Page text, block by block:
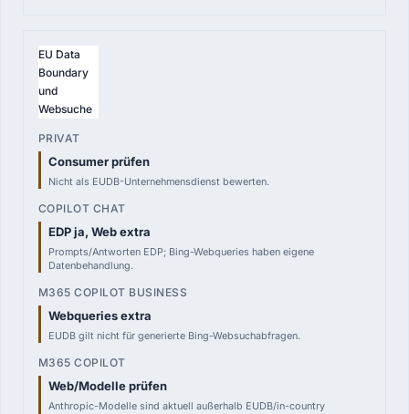
EU Data
Boundary
und
Websuche
Consumer prüfen
Nicht als EUDB-Unternehmensdienst bewerten.
EDP ja, Web extra
Prompts/Antworten EDP; Bing-Webqueries haben eigene
Datenbehandlung.
Webqueries extra
EUDB gilt nicht für generierte Bing-Websuchabfragen.
Web/Modelle prüfen
Anthropic-Modelle sind aktuell außerhalb EUDB/in-country